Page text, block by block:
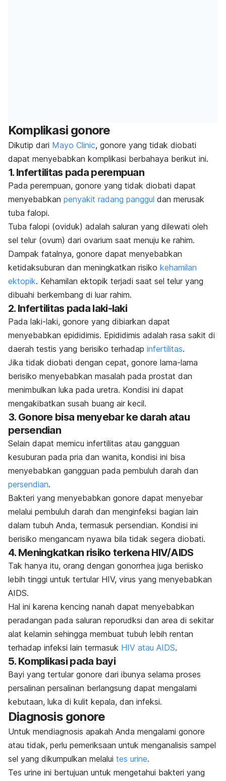
Komplikasi gonore
Dikutip dari Mayo Clinic, gonore yang tidak diobati
dapat menyebabkan komplikasi berbahaya berikut ini.
1. Infertilitas pada perempuan
Pada perempuan, gonore yang tidak diobati dapat
menyebabkan penyakit radang panggul dan merusak
tuba falopi.
Tuba falopi (oviduk) adalah saluran yang dilewati oleh
sel telur (ovum) dari ovarium saat menuju ke rahim.
Dampak fatalnya, gonore dapat menyebabkan
ketidaksuburan dan meningkatkan risiko kehamilan
ektopik. Kehamilan ektopik terjadi saat sel telur yang
dibuahi berkembang di luar rahim.
2. Infertilitas pada laki-laki
Pada laki-laki, gonore yang dibiarkan dapat
menyebabkan epididimis. Epididimis adalah rasa sakit di
daerah testis yang berisiko terhadap infertilitas.
Jika tidak diobati dengan cepat, gonore lama-lama
berisiko menyebabkan masalah pada prostat dan
menimbulkan luka pada uretra. Kondisi ini dapat
mengakibatkan susah buang air kecil.
3. Gonore bisa menyebar ke darah atau
persendian
Selain dapat memicu infertilitas atau gangguan
kesuburan pada pria dan wanita, kondisi ini bisa
menyebabkan gangguan pada pembuluh darah dan
persendian.
Bakteri yang menyebabkan gonore dapat menyebar
melalui pembuluh darah dan menginfeksi bagian lain
dalam tubuh Anda, termasuk persendian. Kondisi ini
berisiko mengancam nyawa bila tidak segera diobati.
4. Meningkatkan risiko terkena HIV/AIDS
Tak hanya itu, orang dengan gonorrhea juga beriisko
lebih tinggi untuk tertular HIV, virus yang menyebabkan
AIDS.
Hal ini karena kencing nanah dapat menyebabkan
peradangan pada saluran reporudksi dan area di sekitar
alat kelamin sehingga membuat tubuh lebih rentan
terhadap infeksi lain termasuk HIV atau AIDS.
5. Komplikasi pada bayi
Bayi yang tertular gonore dari ibunya selama proses
persalinan persalinan berlangsung dapat mengalami
kebutaan, luka di kulit kepala, dan infeksi.
Diagnosis gonore
Untuk mendiagnosis apakah Anda mengalami gonore
atau tidak, perlu pemeriksaan untuk menganalisis sampel
sel yang dikumpulkan melalui tes urine.
Tes urine ini bertujuan untuk mengetahui bakteri yang